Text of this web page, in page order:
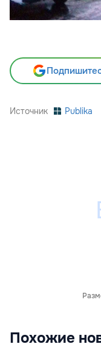
Источник Publika
Похожие